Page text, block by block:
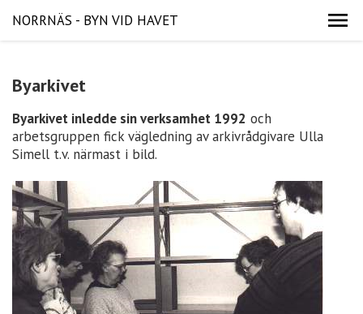
NORRNÄS - BYN VID HAVET
Byarkivet
Byarkivet inledde sin verksamhet 1992 och
arbetsgruppen fick vägledning av arkivrådgivare Ulla
Simell t.v. närmast i bild.